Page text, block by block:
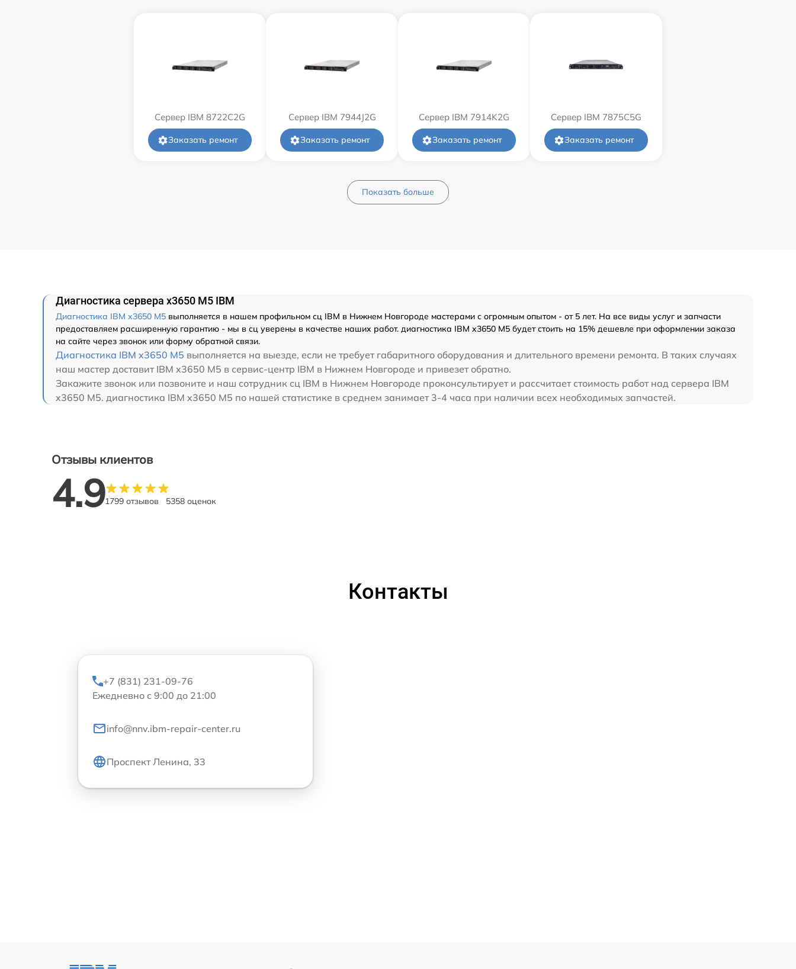
Сервер IBM 8722C2G
Заказать ремонт
Сервер IBM 7944J2G
Заказать ремонт
Сервер IBM 7914K2G
Заказать ремонт
Сервер IBM 7875C5G
Заказать ремонт
Показать больше
Диагностика сервера x3650 M5 IBM
Диагностика IBM x3650 M5 выполняется в нашем профильном сц IBM в Нижнем Новгороде мастерами с огромным опытом - от 5 лет. На все виды услуг и запчасти
предоставляем расширенную гарантию - мы в сц уверены в качестве наших работ. диагностика IBM x3650 M5 будет стоить на 15% дешевле при оформлении заказа
на сайте через звонок или форму обратной связи.
Диагностика IBM x3650 M5 выполняется на выезде, если не требует габаритного оборудования и длительного времени ремонта. В таких случаях
наш мастер доставит IBM x3650 M5 в сервис-центр IBM в Нижнем Новгороде и привезет обратно.
Закажите звонок или позвоните и наш сотрудник сц IBM в Нижнем Новгороде проконсультирует и рассчитает стоимость работ над сервера IBM
x3650 M5. диагностика IBM x3650 M5 по нашей статистике в среднем занимает 3-4 часа при наличии всех необходимых запчастей.
Отзывы клиентов
4.91799 отзывов 5358 оценок
Контакты
+7 (831) 231-09-76
Ежедневно с 9:00 до 21:00
info@nnv.ibm-repair-center.ru
Проспект Ленина, 33